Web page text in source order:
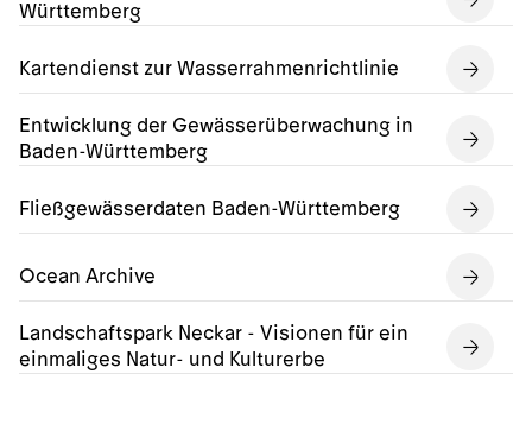
Württemberg
Kartendienst zur Wasserrahmenrichtlinie
Entwicklung der Gewässerüberwachung in
Baden-Württemberg
Fließgewässerdaten Baden-Württemberg
Ocean Archive
Landschaftspark Neckar - Visionen für ein
einmaliges Natur- und Kulturerbe